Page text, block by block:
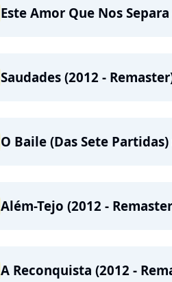
Este Amor Que Nos
Saudades (2012 -
O Baile (Das Sete
Além-Tejo (2012 -
A Reconquista (2012 -